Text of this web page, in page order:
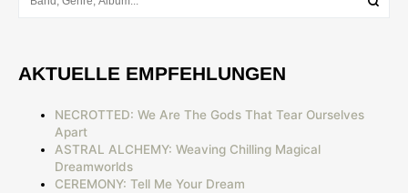
AKTUELLE EMPFEHLUNGEN
NECROTTED: We Are The Gods That Tear Ourselves
Apart
ASTRAL ALCHEMY: Weaving Chilling Magical
Dreamworlds
CEREMONY: Tell Me Your Dream